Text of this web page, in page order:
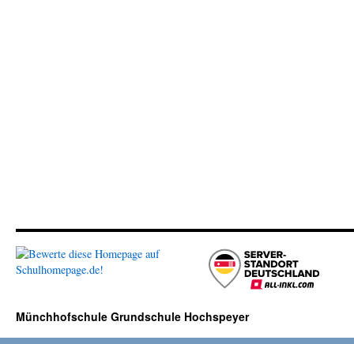
Münchhofschule Grundschule Hochspeyer